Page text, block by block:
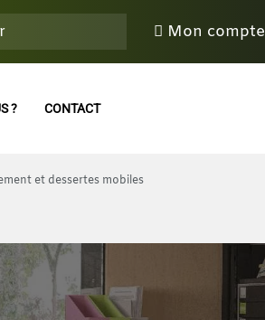
Mon compte
? CONTACT
et dessertes mobiles